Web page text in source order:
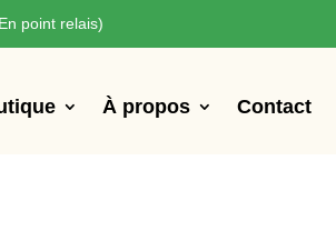
point relais)
À propos Contact